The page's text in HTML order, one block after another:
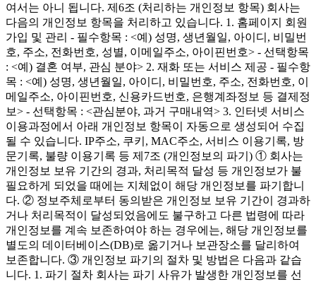
여서는 아니 됩니다. 제6조 (처리하는 개인정보 항목) 회사는
다음의 개인정보 항목을 처리하고 있습니다. 1. 홈페이지 회원
가입 및 관리 - 필수항목 : <예) 성명, 생년월일, 아이디, 비밀번
호, 주소, 전화번호, 성별, 이메일주소, 아이핀번호> - 선택항목
: <예) 결혼 여부, 관심 분야> 2. 재화 또는 서비스 제공 - 필수항
목 : <예) 성명, 생년월일, 아이디, 비밀번호, 주소, 전화번호, 이
메일주소, 아이핀번호, 신용카드번호, 은행계좌정보 등 결제정
보> - 선택항목 : <관심분야, 과거 구매내역> 3. 인터넷 서비스
이용과정에서 아래 개인정보 항목이 자동으로 생성되어 수집
될 수 있습니다. IP주소, 쿠키, MAC주소, 서비스 이용기록, 방
문기록, 불량 이용기록 등 제7조 (개인정보의 파기) ① 회사는
개인정보 보유 기간의 경과, 처리목적 달성 등 개인정보가 불
필요하게 되었을 때에는 지체없이 해당 개인정보를 파기합니
다. ② 정보주체로부터 동의받은 개인정보 보유 기간이 경과하
거나 처리목적이 달성되었음에도 불구하고 다른 법령에 따라
개인정보를 계속 보존하여야 하는 경우에는, 해당 개인정보를
별도의 데이터베이스(DB)로 옮기거나 보관장소를 달리하여
보존합니다. ③ 개인정보 파기의 절차 및 방법은 다음과 같습
니다. 1. 파기 절차 회사는 파기 사유가 발생한 개인정보를 선